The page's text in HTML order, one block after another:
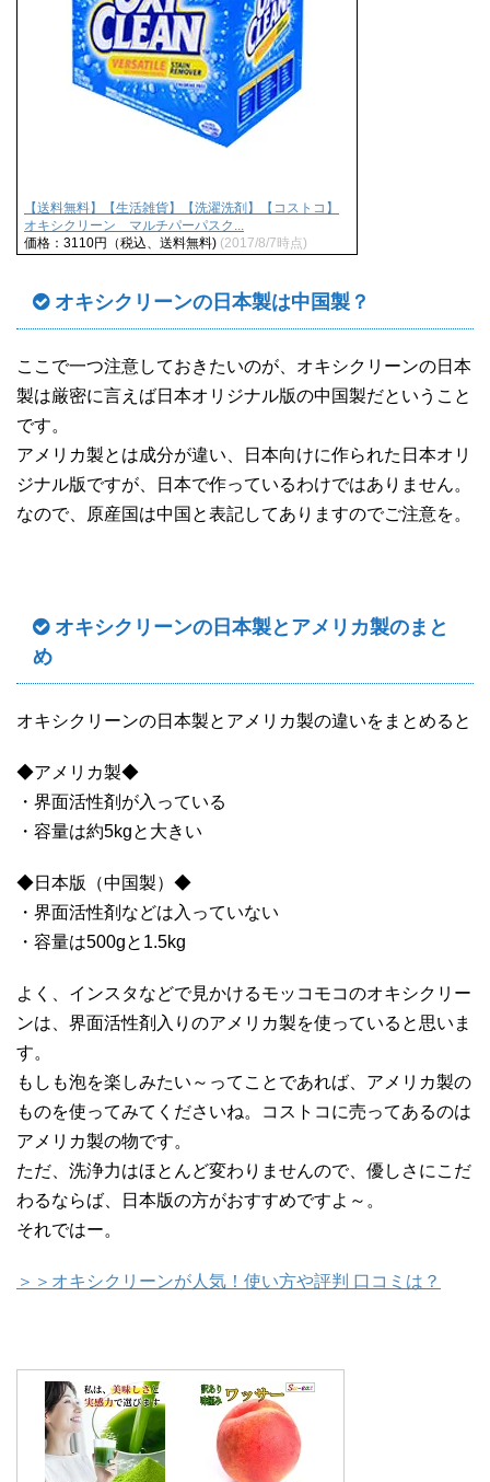
【送料無料】【生活雑貨】【洗濯洗剤】【コストコ】
オキシクリーン マルチパーパスク...
価格：3110円（税込、送料無料) (2017/8/7時点)
オキシクリーンの日本製は中国製？
ここで一つ注意しておきたいのが、オキシクリーンの日本
製は厳密に言えば日本オリジナル版の中国製だということ
です。
アメリカ製とは成分が違い、日本向けに作られた日本オリ
ジナル版ですが、日本で作っているわけではありません。
なので、原産国は中国と表記してありますのでご注意を。
オキシクリーンの日本製とアメリカ製のまと
め
オキシクリーンの日本製とアメリカ製の違いをまとめると
◆アメリカ製◆
・界面活性剤が入っている
・容量は約5kgと大きい
◆日本版（中国製）◆
・界面活性剤などは入っていない
・容量は500gと1.5kg
よく、インスタなどで見かけるモッコモコのオキシクリー
ンは、界面活性剤入りのアメリカ製を使っていると思いま
す。
もしも泡を楽しみたい～ってことであれば、アメリカ製の
ものを使ってみてくださいね。コストコに売ってあるのは
アメリカ製の物です。
ただ、洗浄力はほとんど変わりませんので、優しさにこだ
わるならば、日本版の方がおすすめですよ～。
それではー。
＞＞オキシクリーンが人気！使い方や評判 口コミは？